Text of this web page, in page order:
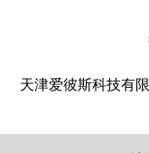
天津爱彼斯科技有